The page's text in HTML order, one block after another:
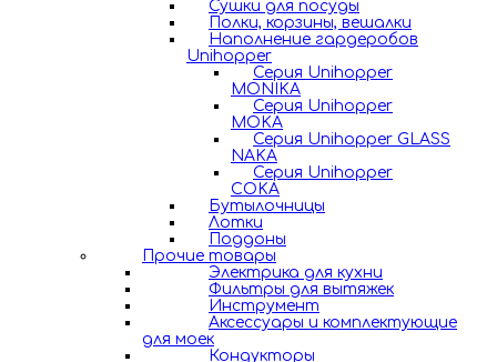
Сушки для посуды
Полки, корзины, вешалки
Наполнение гардеробов
Unihopper
Серия Unihopper
MONIKA
Серия Unihopper
MOKA
Серия Unihopper GLASS
NAKA
Серия Unihopper
COKA
Бутылочницы
Лотки
Поддоны
Прочие товары
Электрика для кухни
Фильтры для вытяжек
Инструмент
Аксессуары и комплектующие
для моек
Кондукторы